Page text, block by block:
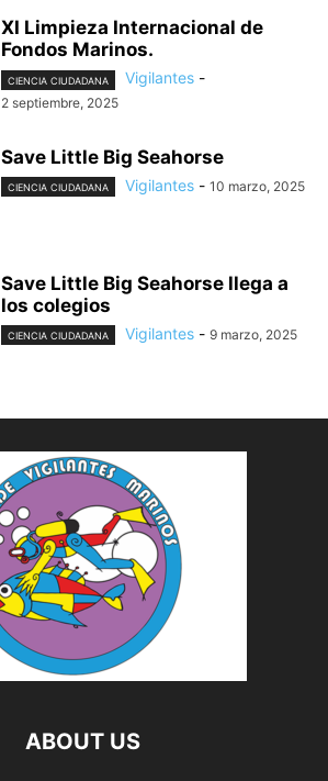
XI Limpieza Internacional de
Fondos Marinos.
CIENCIA CIUDADANA Vigilantes -
2 septiembre, 2025
Save Little Big Seahorse
CIENCIA CIUDADANA Vigilantes - 10 marzo, 2025
Save Little Big Seahorse llega a
los colegios
CIENCIA CIUDADANA Vigilantes - 9 marzo, 2025
ABOUT US